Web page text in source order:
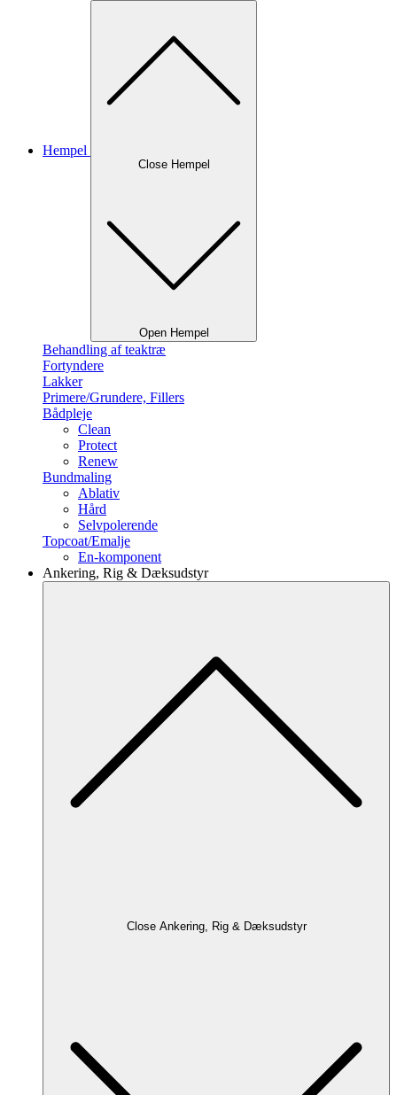
Hempel
Close Hempel
Open Hempel
Behandling af teaktræ
Fortyndere
Lakker
Primere/Grundere, Fillers
Bådpleje
Clean
Protect
Renew
Bundmaling
Ablativ
Hård
Selvpolerende
Topcoat/Emalje
En-komponent
Ankering, Rig & Dæksudstyr
Close Ankering, Rig & Dæksudstyr